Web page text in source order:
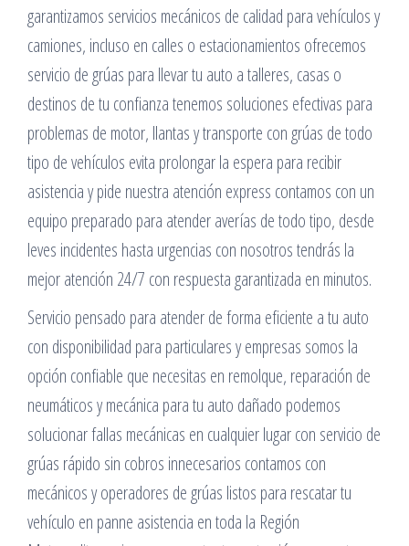
garantizamos servicios mecánicos de calidad para vehículos y
camiones, incluso en calles o estacionamientos ofrecemos
servicio de grúas para llevar tu auto a talleres, casas o
destinos de tu confianza tenemos soluciones efectivas para
problemas de motor, llantas y transporte con grúas de todo
tipo de vehículos evita prolongar la espera para recibir
asistencia y pide nuestra atención express contamos con un
equipo preparado para atender averías de todo tipo, desde
leves incidentes hasta urgencias con nosotros tendrás la
mejor atención 24/7 con respuesta garantizada en minutos.
Servicio pensado para atender de forma eficiente a tu auto
con disponibilidad para particulares y empresas somos la
opción confiable que necesitas en remolque, reparación de
neumáticos y mecánica para tu auto dañado podemos
solucionar fallas mecánicas en cualquier lugar con servicio de
grúas rápido sin cobros innecesarios contamos con
mecánicos y operadores de grúas listos para rescatar tu
vehículo en panne asistencia en toda la Región